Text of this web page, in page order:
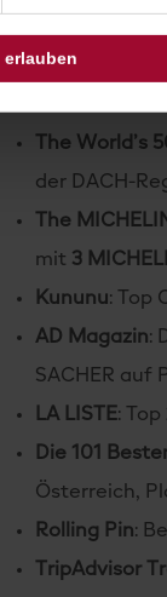
Schlemmer
The World’s
der DACH-
The
mit 3
Kununu: Top
AD Magazin:
SACHER auf
LA LISTE:
Die 101
Österreich,
Rolling Pin:
TripAdvisor